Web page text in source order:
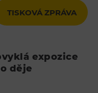
TISKOVÁ ZPRÁVA
expozice
děje